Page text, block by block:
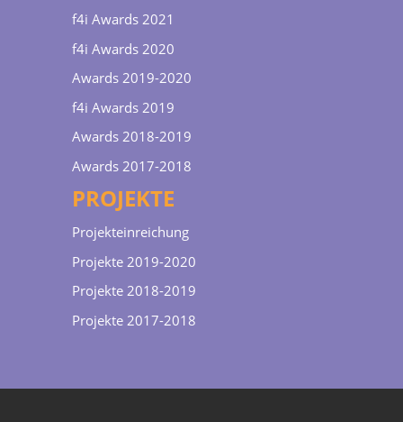
f4i Awards 2021
f4i Awards 2020
Awards 2019-2020
f4i Awards 2019
Awards 2018-2019
Awards 2017-2018
PROJEKTE
Projekteinreichung
Projekte 2019-2020
Projekte 2018-2019
Projekte 2017-2018